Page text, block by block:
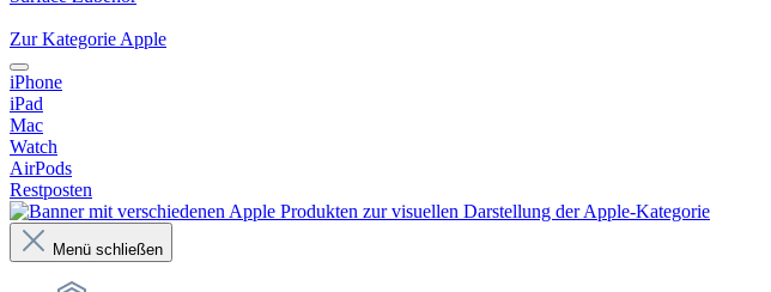
Zur Kategorie Apple
iPhone
iPad
Mac
Watch
AirPods
Restposten
Menü schließen